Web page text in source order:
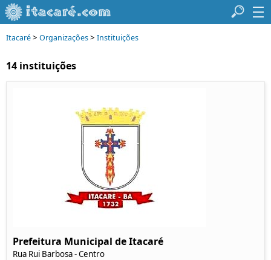
Itacaré> Organizações> Instituições
14 instituições
Prefeitura Municipal de Itacaré
Rua Rui Barbosa - Centro